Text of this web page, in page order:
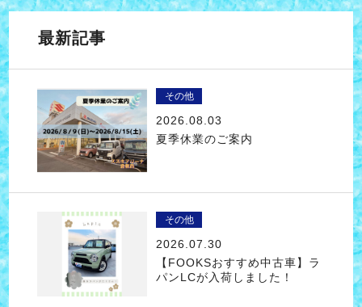
最新記事
その他
2026.08.03
夏季休業のご案内
その他
2026.07.30
【FOOKSおすすめ中古車】ラ
パンLCが入荷しました！